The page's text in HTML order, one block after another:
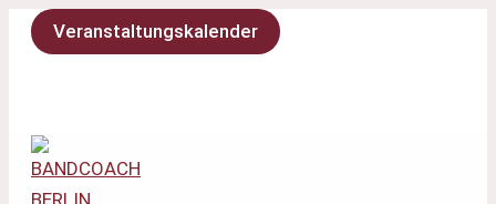
Zum
Inhalt
Veranstaltungskalender